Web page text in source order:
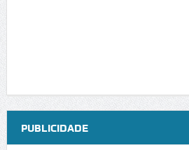
PUBLICIDADE